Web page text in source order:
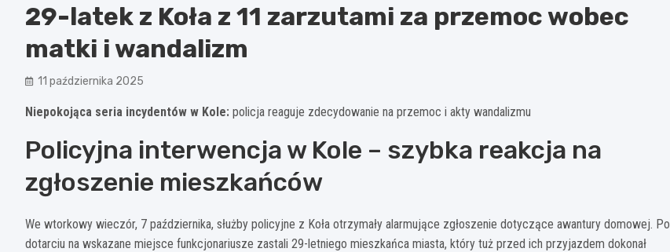
29-latek z Koła z 11 zarzutami za przemoc wobec
matki i wandalizm
11 października 2025
Niepokojąca seria incydentów w Kole: policja reaguje zdecydowanie na przemoc i akty wandalizmu
Policyjna interwencja w Kole – szybka reakcja na
zgłoszenie mieszkańców
We wtorkowy wieczór, 7 października, służby policyjne z Koła otrzymały alarmujące zgłoszenie dotyczące awantury domowej. Po
dotarciu na wskazane miejsce funkcjonariusze zastali 29-letniego mieszkańca miasta, który tuż przed ich przyjazdem dokonał